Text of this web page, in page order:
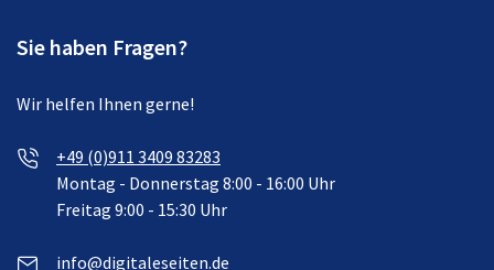
Sie haben Fragen?
Wir helfen Ihnen gerne!
+49 (0)911 3409 83283
Montag - Donnerstag 8:00 - 16:00 Uhr
Freitag 9:00 - 15:30 Uhr
info@digitaleseiten.de